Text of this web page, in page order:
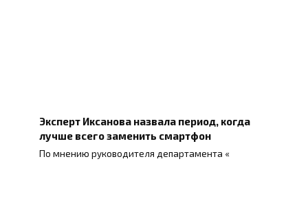
Эксперт Иксанова назвала период, когда
лучше всего заменить смартфон
По мнению руководителя департамента «